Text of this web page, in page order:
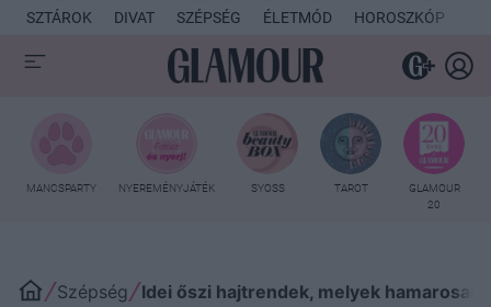
SZTÁROK DIVAT SZÉPSÉG ÉLETMÓD HOROSZKÓP
MANCSPARTY NYEREMÉNYJÁTÉK SYOSS TAROT
GLAMOUR
20
Szépség Idei őszi hajtrendek, melyek